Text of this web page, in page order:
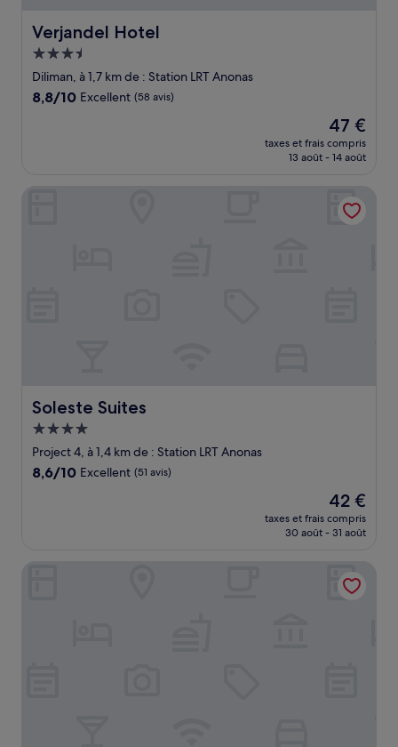
Verjandel Hotel
Verjandel Hotel
Hébergement
3.5 étoiles
Diliman, à 1,7 km de : Station LRT Anonas
8.8
8,8/10 Excellent (58 avis)
Le
nouveau
prix
de
47 €
47 €
taxes et frais compris
13 août - 14 août
Soleste Suites
Soleste Suites
Hébergement
4.0 étoiles
Project 4, à 1,4 km de : Station LRT Anonas
8.6
8,6/10 Excellent (51 avis)
Le
nouveau
prix
de
42 €
42 €
taxes et frais compris
30 août - 31 août